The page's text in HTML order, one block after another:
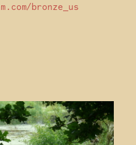
bronze_us